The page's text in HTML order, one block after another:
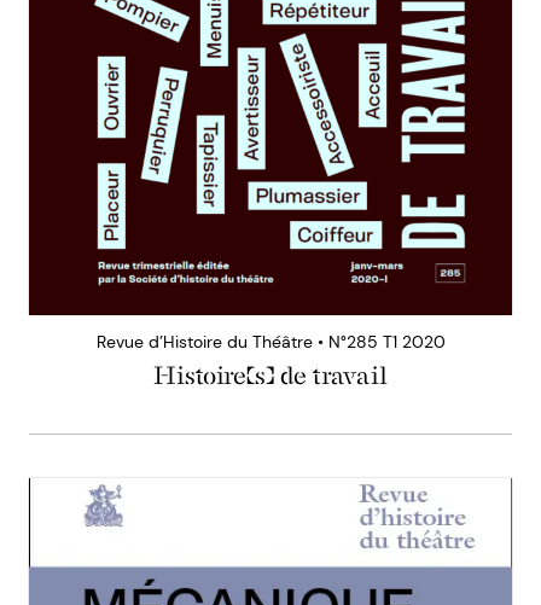
Revue d’Histoire du Théâtre • N°285 T1 2020
Histoire(s) de travail